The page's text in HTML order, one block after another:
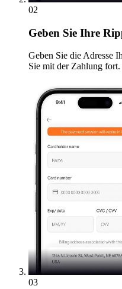
02
Geben Sie Ihre
Geben Sie die Adresse
Sie mit der Zahlung fort.
03